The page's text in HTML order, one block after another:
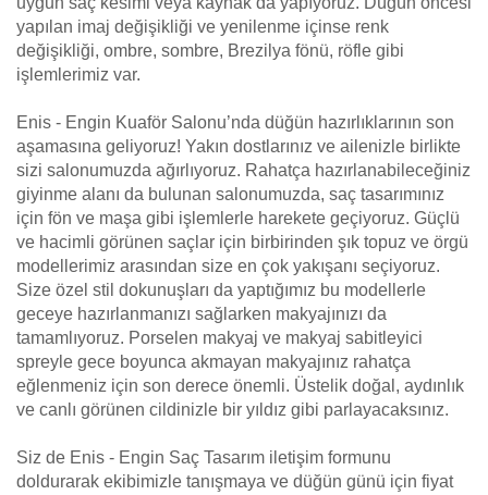
yapılan imaj değişikliği ve yenilenme içinse renk
değişikliği, ombre, sombre, Brezilya fönü, röfle gibi
işlemlerimiz var.
Enis - Engin Kuaför Salonu’nda düğün hazırlıklarının son
aşamasına geliyoruz! Yakın dostlarınız ve ailenizle birlikte
sizi salonumuzda ağırlıyoruz. Rahatça hazırlanabileceğiniz
giyinme alanı da bulunan salonumuzda, saç tasarımınız
için fön ve maşa gibi işlemlerle harekete geçiyoruz. Güçlü
ve hacimli görünen saçlar için birbirinden şık topuz ve örgü
modellerimiz arasından size en çok yakışanı seçiyoruz.
Size özel stil dokunuşları da yaptığımız bu modellerle
geceye hazırlanmanızı sağlarken makyajınızı da
tamamlıyoruz. Porselen makyaj ve makyaj sabitleyici
spreyle gece boyunca akmayan makyajınız rahatça
eğlenmeniz için son derece önemli. Üstelik doğal, aydınlık
ve canlı görünen cildinizle bir yıldız gibi parlayacaksınız.
Siz de Enis - Engin Saç Tasarım iletişim formunu
doldurarak ekibimizle tanışmaya ve düğün günü için fiyat